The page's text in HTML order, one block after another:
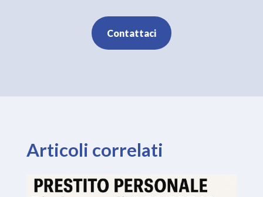
Contattaci
Articoli correlati